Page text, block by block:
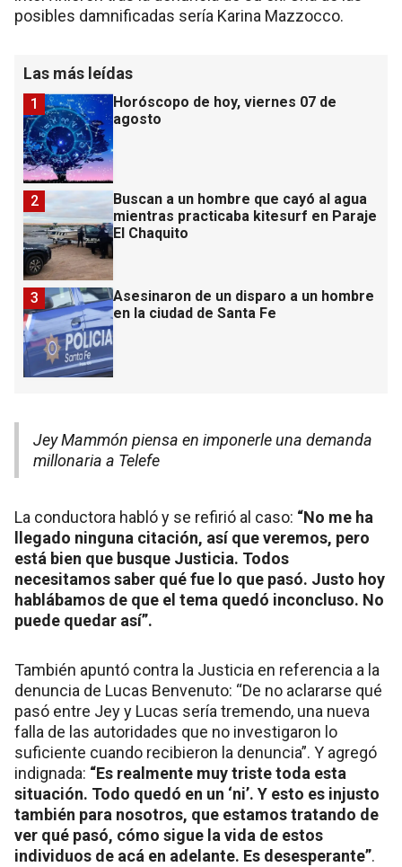
posibles damnificadas sería Karina Mazzocco.
Las más leídas
Horóscopo de hoy, viernes 07 de
agosto
1
Buscan a un hombre que cayó al agua
mientras practicaba kitesurf en Paraje
El Chaquito
2
Asesinaron de un disparo a un hombre
en la ciudad de Santa Fe
3
Jey Mammón piensa en imponerle una demanda
millonaria a Telefe
La conductora habló y se refirió al caso: “No me ha
llegado ninguna citación, así que veremos, pero
está bien que busque Justicia. Todos
necesitamos saber qué fue lo que pasó. Justo hoy
hablábamos de que el tema quedó inconcluso. No
puede quedar así”.
También apuntó contra la Justicia en referencia a la
denuncia de Lucas Benvenuto: “De no aclararse qué
pasó entre Jey y Lucas sería tremendo, una nueva
falla de las autoridades que no investigaron lo
suficiente cuando recibieron la denuncia”. Y agregó
indignada: “Es realmente muy triste toda esta
situación. Todo quedó en un ‘ni’. Y esto es injusto
también para nosotros, que estamos tratando de
ver qué pasó, cómo sigue la vida de estos
individuos de acá en adelante. Es desesperante”.